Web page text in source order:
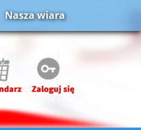
Nasza wiara